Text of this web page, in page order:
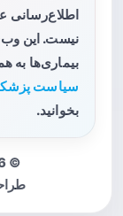
نیست. این
بیماری‌ها به
سیاست
بخوانید.
© 2026 کلیه حقوق محفوظ است.